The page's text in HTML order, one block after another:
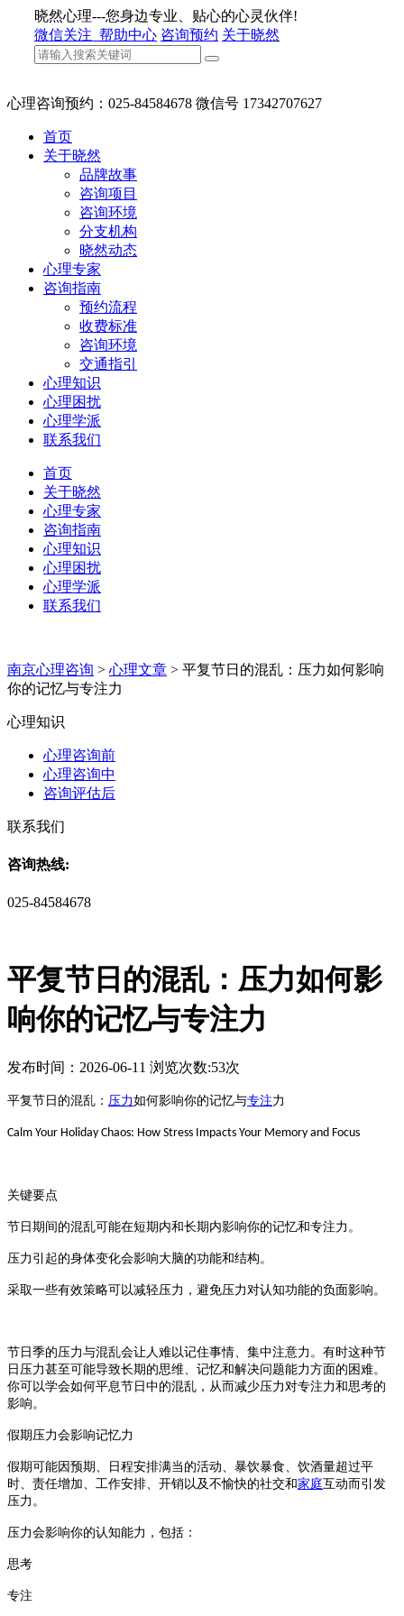
晓然心理---您身边专业、贴心的心灵伙伴!
微信关注 帮助中心 咨询预约 关于晓然
心理咨询预约：025-84584678 微信号 17342707627
首页
关于晓然
品牌故事
咨询项目
咨询环境
分支机构
晓然动态
心理专家
咨询指南
预约流程
收费标准
咨询环境
交通指引
心理知识
心理困扰
心理学派
联系我们
首页
关于晓然
心理专家
咨询指南
心理知识
心理困扰
心理学派
联系我们
南京心理咨询 > 心理文章 > 平复节日的混乱：压力如何影响
你的记忆与专注力
心理知识
心理咨询前
心理咨询中
咨询评估后
联系我们
咨询热线:
025-84584678
平复节日的混乱：压力如何影
响你的记忆与专注力
发布时间：2026-06-11 浏览次数:53次
平复节日的混乱： 压力如何影响你的记忆与专注力
Calm Your Holiday Chaos: How Stress Impacts Your Memory and Focus
关键要点
节日期间的混乱可能在短期内和长期内影响你的记忆和专注力。
压力引起的身体变化会影响大脑的功能和结构。
采取一些有效策略可以减轻压力，避免压力对认知功能的负面影响。
节日季的压力与混乱会让人难以记住事情、集中注意力。有时这种节
日压力甚至可能导致长期的思维、记忆和解决问题能力方面的困难。
你可以学会如何平息节日中的混乱，从而减少压力对专注力和思考的
影响。
假期压力会影响记忆力
假期可能因预期、日程安排满当的活动、暴饮暴食、饮酒量超过平
时、责任增加、工作安排、开销以及不愉快的社交和家庭互动而引发
压力。
压力会影响你的认知能力，包括：
思考
专注